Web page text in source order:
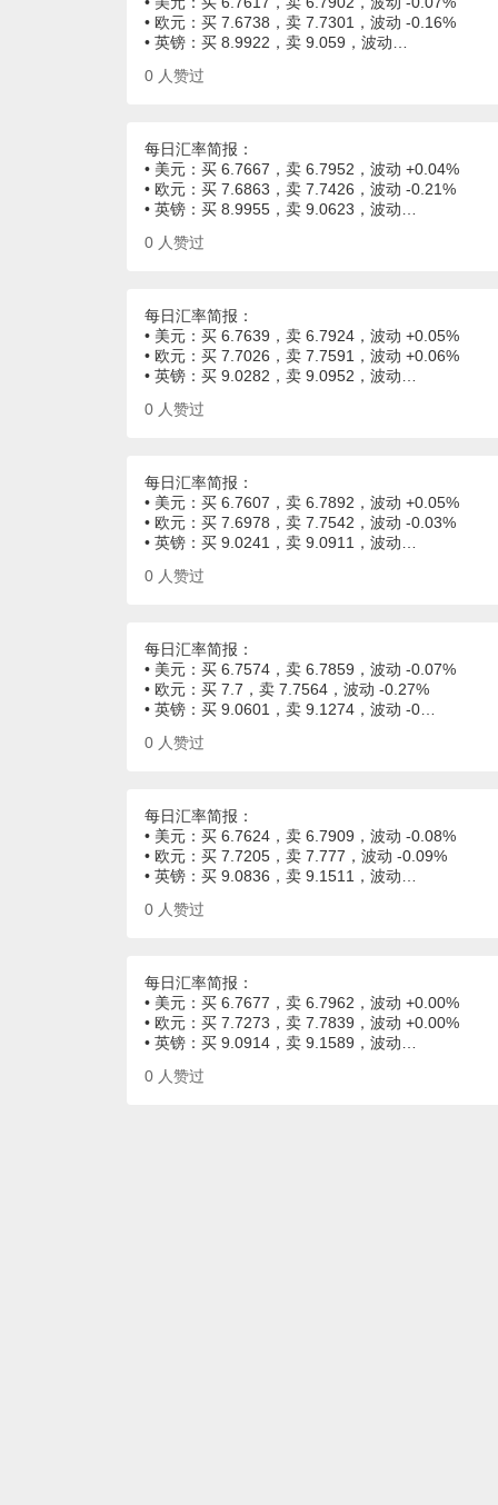
• 欧元：买 7.6738，卖 7.7301，波动 -0.16%
• 英镑：买 8.9922，卖 9.059，波动…
0 人赞过
每日汇率简报：
• 美元：买 6.7667，卖 6.7952，波动 +0.04%
• 欧元：买 7.6863，卖 7.7426，波动 -0.21%
• 英镑：买 8.9955，卖 9.0623，波动…
0 人赞过
每日汇率简报：
• 美元：买 6.7639，卖 6.7924，波动 +0.05%
• 欧元：买 7.7026，卖 7.7591，波动 +0.06%
• 英镑：买 9.0282，卖 9.0952，波动…
0 人赞过
每日汇率简报：
• 美元：买 6.7607，卖 6.7892，波动 +0.05%
• 欧元：买 7.6978，卖 7.7542，波动 -0.03%
• 英镑：买 9.0241，卖 9.0911，波动…
0 人赞过
每日汇率简报：
• 美元：买 6.7574，卖 6.7859，波动 -0.07%
• 欧元：买 7.7，卖 7.7564，波动 -0.27%
• 英镑：买 9.0601，卖 9.1274，波动 -0…
0 人赞过
每日汇率简报：
• 美元：买 6.7624，卖 6.7909，波动 -0.08%
• 欧元：买 7.7205，卖 7.777，波动 -0.09%
• 英镑：买 9.0836，卖 9.1511，波动…
0 人赞过
每日汇率简报：
• 美元：买 6.7677，卖 6.7962，波动 +0.00%
• 欧元：买 7.7273，卖 7.7839，波动 +0.00%
• 英镑：买 9.0914，卖 9.1589，波动…
0 人赞过